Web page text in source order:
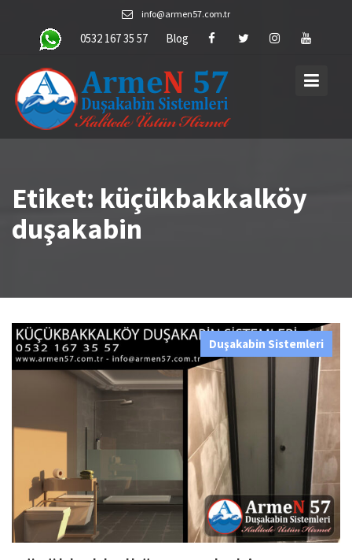
content
info@armen57.com.tr
0532 167 35 57 Blog
Etiket: küçükbakkalköy
duşakabin
Duşakabin Sistemleri